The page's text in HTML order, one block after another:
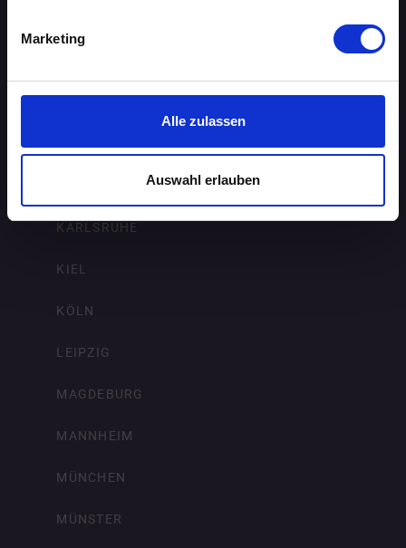
Marketing
Alle zulassen
Auswahl erlauben
KARLSRUHE
KIEL
KÖLN
LEIPZIG
MAGDEBURG
MANNHEIM
MÜNCHEN
MÜNSTER